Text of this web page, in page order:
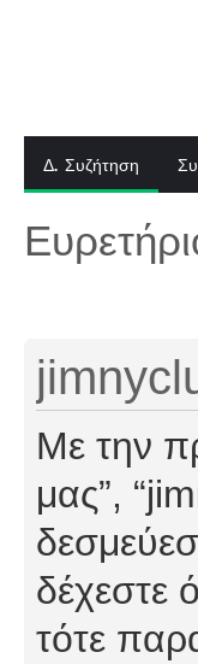
Δ. Συζήτηση
Με την
μας”,
δέχεστε
τότε